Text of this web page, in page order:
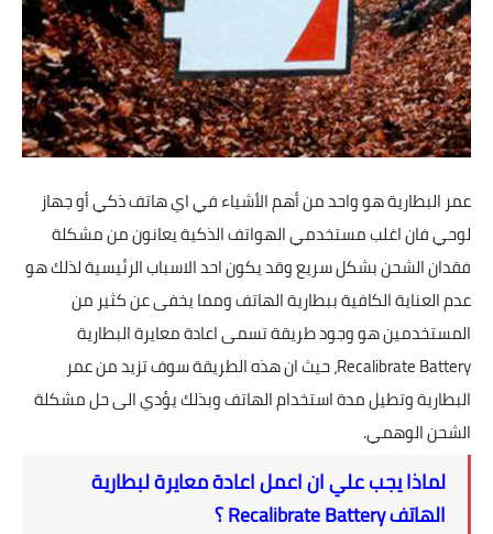
العملات الرقمية
عمر البطارية هو واحد من أهم الأشياء في اي هاتف ذكي أو جهاز
لوحي فان اغلب مستخدمي الهواتف الذكية يعانون من مشكلة
فقدان الشحن بشكل سريع وقد يكون احد الاسباب الرئيسية لذلك هو
عدم العناية الكافية ببطارية الهاتف ومما يخفى عن كثير من
المستخدمين هو وجود طريقة تسمى اعادة معايرة البطارية
Recalibrate Battery، حيث ان هذه الطريقة سوف تزيد من عمر
البطارية وتطيل مدة استخدام الهاتف وبذلك يؤدي الى حل مشكلة
الشحن الوهمي.
لماذا يجب علي ان اعمل اعادة معايرة لبطارية
الهاتف Recalibrate Battery ؟